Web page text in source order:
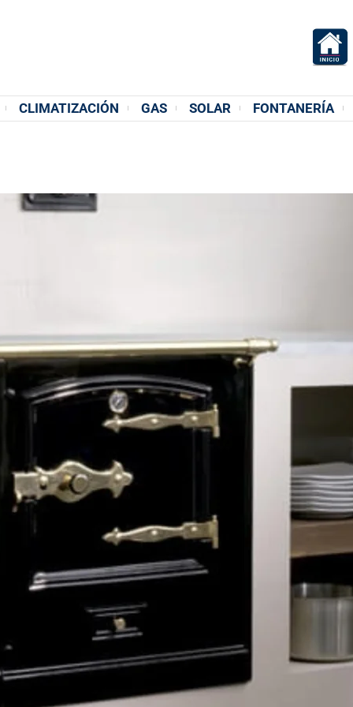
Meilán S.L.
| CLIMATIZACIÓN | FONTANERÍA | GAS | FERRETERIA
CLIMATIZACIÓN GAS SOLAR FONTANERÍA